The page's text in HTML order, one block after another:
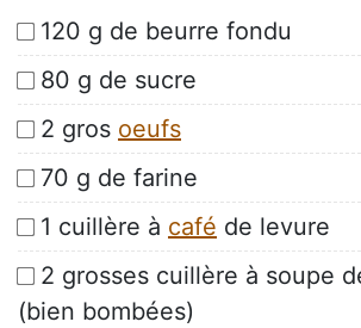
120 g de beurre fondu
80 g de sucre
2 gros oeufs
70 g de farine
1 cuillère à café de levure
2 grosses cuillère à soupe
(bien bombées)